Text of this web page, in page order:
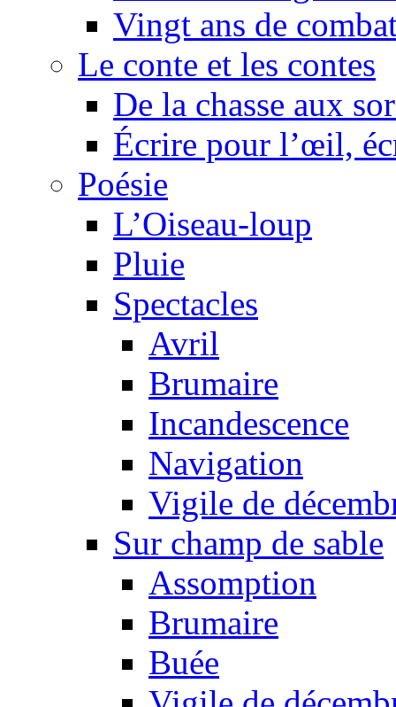
Vingt ans de
Le conte et les contes
De la chasse aux
Écrire pour l’œil,
Poésie
L’Oiseau-loup
Pluie
Spectacles
Avril
Brumaire
Incandescence
Navigation
Vigile de
Sur champ de sable
Assomption
Brumaire
Buée